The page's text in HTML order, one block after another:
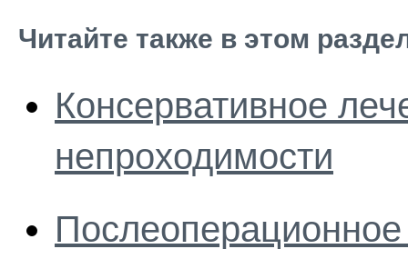
Читайте также в этом
Консервативное
непроходимости